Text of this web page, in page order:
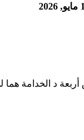
أربعة د الخدامة